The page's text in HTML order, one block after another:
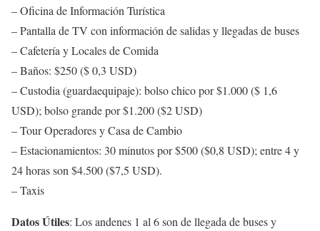
– Oficina de Información Turística
– Pantalla de TV con información de salidas y llegadas de buses
– Cafetería y Locales de Comida
– Baños: $250 ($ 0,3 USD)
– Custodia (guardaequipaje): bolso chico por $1.000 ($ 1,6
USD); bolso grande por $1.200 ($2 USD)
– Tour Operadores y Casa de Cambio
– Estacionamientos: 30 minutos por $500 ($0,8 USD); entre 4 y
24 horas son $4.500 ($7,5 USD).
– Taxis
Datos Útiles: Los andenes 1 al 6 son de llegada de buses y